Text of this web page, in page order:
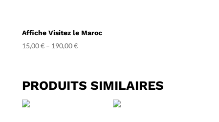
Affiche Visitez le Maroc
15,00€– 190,00€
PRODUITS SIMILAIRES